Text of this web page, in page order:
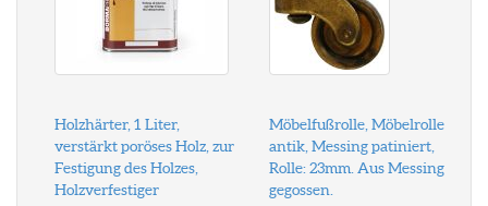
Holzhärter, 1 Liter,
verstärkt poröses Holz, zur
Festigung des Holzes,
Holzverfestiger
Möbelfußrolle, Möbelrolle
antik, Messing patiniert,
Rolle: 23mm. Aus Messing
gegossen.